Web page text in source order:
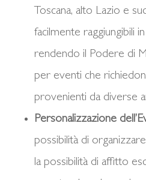
Toscana, alto Lazio e
facilmente raggiungibili
rendendo il Podere di
per eventi che
provenienti da diverse
Personalizzazione
possibilità di
la possibilità di affitto